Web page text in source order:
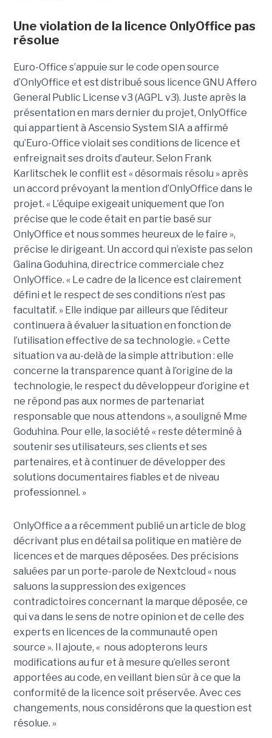
Une violation de la licence OnlyOffice pas
résolue
Euro-Office s’appuie sur le code open source
d’OnlyOffice et est distribué sous licence GNU Affero
General Public License v3 (AGPL v3). Juste après la
présentation en mars dernier du projet, OnlyOffice
qui appartient à Ascensio System SIA a affirmé
qu’Euro-Office violait ses conditions de licence et
enfreignait ses droits d’auteur. Selon Frank
Karlitschek le conflit est « désormais résolu » après
un accord prévoyant la mention d’OnlyOffice dans le
projet. « L’équipe exigeait uniquement que l’on
précise que le code était en partie basé sur
OnlyOffice et nous sommes heureux de le faire »,
précise le dirigeant. Un accord qui n’existe pas selon
Galina Goduhina, directrice commerciale chez
OnlyOffice. « Le cadre de la licence est clairement
défini et le respect de ses conditions n’est pas
facultatif. » Elle indique par ailleurs que l’éditeur
continuera à évaluer la situation en fonction de
l’utilisation effective de sa technologie. « Cette
situation va au-delà de la simple attribution : elle
concerne la transparence quant à l’origine de la
technologie, le respect du développeur d’origine et
ne répond pas aux normes de partenariat
responsable que nous attendons », a souligné Mme
Goduhina. Pour elle, la société « reste déterminé à
soutenir ses utilisateurs, ses clients et ses
partenaires, et à continuer de développer des
solutions documentaires fiables et de niveau
professionnel. »
OnlyOffice a a récemment publié un article de blog
décrivant plus en détail sa politique en matière de
licences et de marques déposées. Des précisions
saluées par un porte-parole de Nextcloud « nous
saluons la suppression des exigences
contradictoires concernant la marque déposée, ce
qui va dans le sens de notre opinion et de celle des
experts en licences de la communauté open
source ». Il ajoute, « nous adopterons leurs
modifications au fur et à mesure qu’elles seront
apportées au code, en veillant bien sûr à ce que la
conformité de la licence soit préservée. Avec ces
changements, nous considérons que la question est
résolue. »